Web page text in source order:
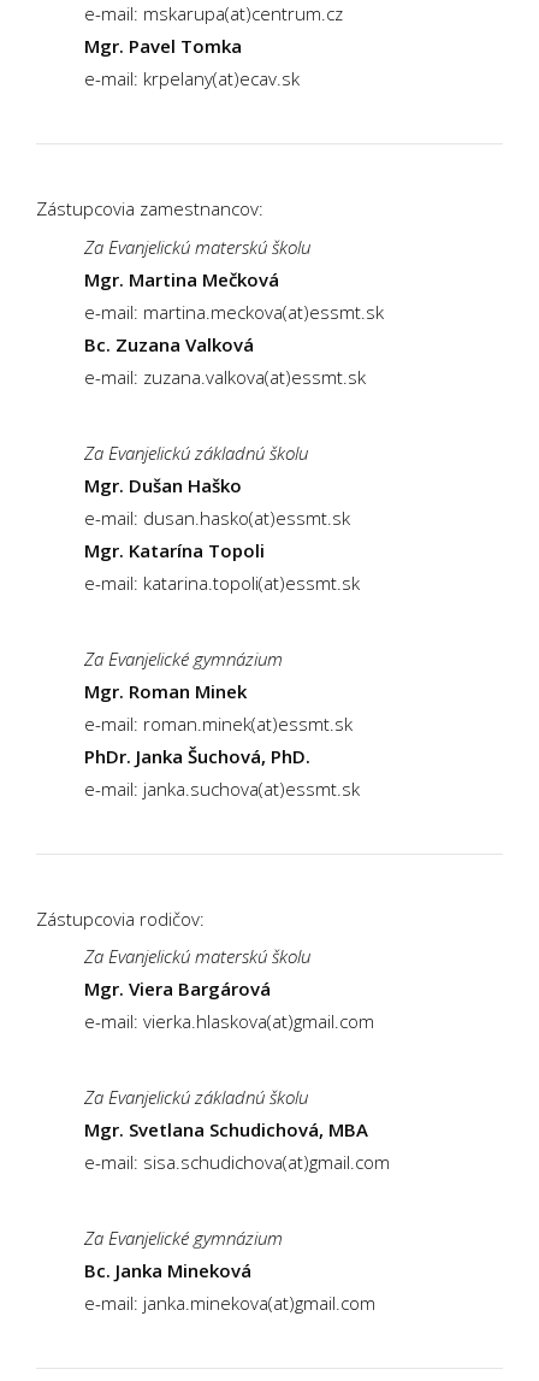
e-mail: mskarupa(at)centrum.cz
Mgr. Pavel Tomka
e-mail: krpelany(at)ecav.sk
Zástupcovia zamestnancov:
Za Evanjelickú materskú školu
Mgr. Martina Mečková
e-mail: martina.meckova(at)essmt.sk
Bc. Zuzana Valková
e-mail: zuzana.valkova(at)essmt.sk
Za Evanjelickú základnú školu
Mgr. Dušan Haško
e-mail: dusan.hasko(at)essmt.sk
Mgr. Katarína Topoli
e-mail: katarina.topoli(at)essmt.sk
Za Evanjelické gymnázium
Mgr. Roman Minek
e-mail: roman.minek(at)essmt.sk
PhDr. Janka Šuchová, PhD.
e-mail: janka.suchova(at)essmt.sk
Zástupcovia rodičov:
Za Evanjelickú materskú školu
Mgr. Viera Bargárová
e-mail: vierka.hlaskova(at)gmail.com
Za Evanjelickú základnú školu
Mgr. Svetlana Schudichová, MBA
e-mail: sisa.schudichova(at)gmail.com
Za Evanjelické gymnázium
Bc. Janka Mineková
e-mail: janka.minekova(at)gmail.com